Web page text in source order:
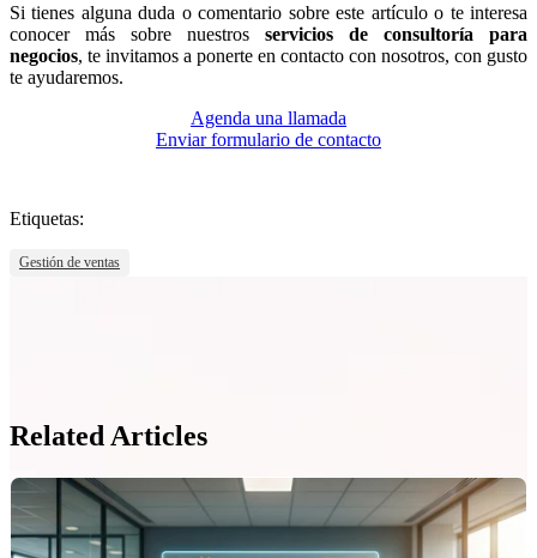
Si tienes alguna duda o comentario sobre este artículo o te interesa
conocer más sobre nuestros servicios de consultoría para
negocios, te invitamos a ponerte en contacto con nosotros, con gusto
te ayudaremos.
Agenda una llamada
Enviar formulario de contacto
Etiquetas:
Gestión de ventas
Related Articles